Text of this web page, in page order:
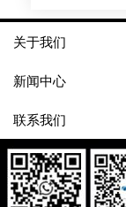
关于我们
新闻中心
联系我们